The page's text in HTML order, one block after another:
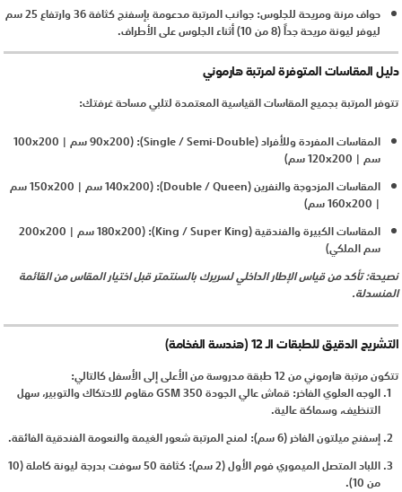
حواف مرنة ومريحة للجلوس: جوانب المرتبة مدعومة بإسفنج كثافة 36 وارتفاع 25 سم
ليوفر ليونة مريحة جداً (8 من 10) أثناء الجلوس على الأطراف.
دليل المقاسات المتوفرة لمرتبة هارموني
تتوفر المرتبة بجميع المقاسات القياسية المعتمدة لتلبي مساحة غرفتك:
المقاسات المفردة وللأفراد (Single / Semi-Double): (90x200 سم | 100x200
سم | 120x200 سم)
المقاسات المزدوجة والنفرين (Double / Queen): (140x200 سم | 150x200 سم
| 160x200 سم)
المقاسات الكبيرة والفندقية (King / Super King): (180x200 سم | 200x200
سم الملكي)
نصيحة: تأكد من قياس الإطار الداخلي لسريرك بالسنتمتر قبل اختيار المقاس من القائمة
المنسدلة.
التشريح الدقيق للطبقات الـ 12 (هندسة الفخامة)
تتكون مرتبة هارموني من 12 طبقة مدروسة من الأعلى إلى الأسفل كالتالي:
الوجه العلوي الفاخر: قماش عالي الجودة 350 GSM مقاوم للاحتكاك والتوبير، سهل
التنظيف، وسماكة عالية.
إسفنج ميلتون الفاخر (6 سم): لمنح المرتبة شعور الغيمة والنعومة الفندقية الفائقة.
اللباد المتصل الميموري فوم الأول (2 سم): كثافة 50 سوفت بدرجة ليونة كاملة (10
من 10).